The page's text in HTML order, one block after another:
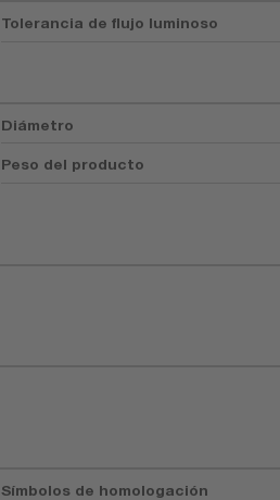
Tolerancia de flujo luminoso
Diámetro
Peso del producto
Símbolos de homologación